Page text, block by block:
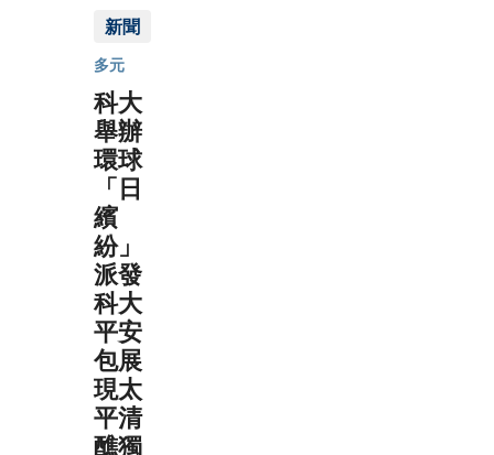
新聞
多元
科大
舉辦
環球
「日
繽
紛」
派發
科大
平安
包展
現太
平清
醮獨